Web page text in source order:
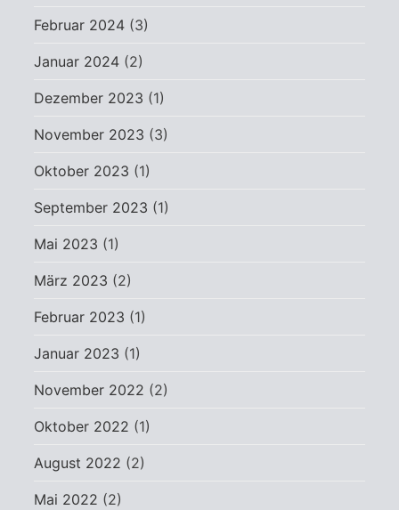
Februar 2024 (3)
Januar 2024 (2)
Dezember 2023 (1)
November 2023 (3)
Oktober 2023 (1)
September 2023 (1)
Mai 2023 (1)
März 2023 (2)
Februar 2023 (1)
Januar 2023 (1)
November 2022 (2)
Oktober 2022 (1)
August 2022 (2)
Mai 2022 (2)